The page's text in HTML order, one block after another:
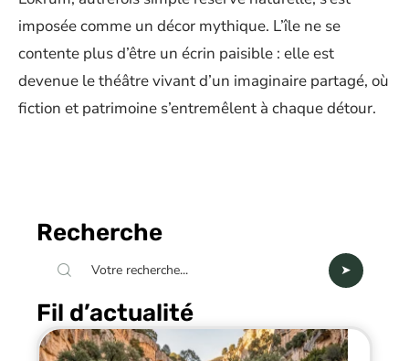
imposée comme un décor mythique. L’île ne se
contente plus d’être un écrin paisible : elle est
devenue le théâtre vivant d’un imaginaire partagé, où
fiction et patrimoine s’entremêlent à chaque détour.
Recherche
Fil d’actualité